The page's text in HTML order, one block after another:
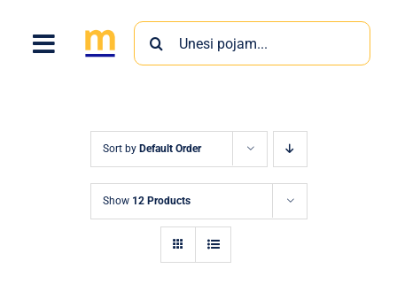
content
Search
for:
Sort by Default Order
Show 12 Products